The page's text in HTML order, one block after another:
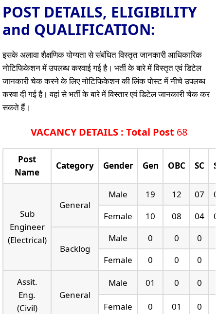
POST DETAILS, ELIGIBILITY
and QUALIFICATION:
इसके अलावा शैक्षणिक योग्यता से संबंधित विस्तृत जानकारी आधिकारिक
नोटिफिकेशन में उपलब्ध करवाई गई है। भर्ती के बारे में विस्तृत एवं डिटेल
जानकारी चेक करने के लिए नोटिफिकेशन की लिंक पोस्ट में नीचे उपलब्ध
करवा दी गई है। वहां से भर्ती के बारे में विस्तार एवं डिटेल जानकारी चेक कर
सकते हैं।
VACANCY DETAILS : Total Post 68
Post
Name
Category Gender Gen OBC SC
Sub
Engineer
(Electrical)
General
Male 19 12 07
Female
10 08 04
Backlog
Male 0 0 0
Female
0 0 0
Assit.
Eng.
(Civil)
General
Male 01 0 0
Female 0 01 0